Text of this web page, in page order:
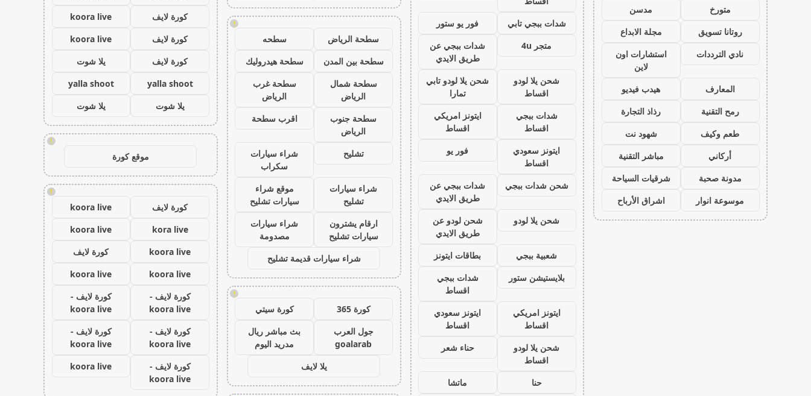
متورخ
مدسن
روتانا تسويق
مجلة الابداع
نادي الترددات
استشارات اون
لاين
المعارف
هيدب فيديو
رمح التقنية
رذاذ التجارة
طعم وكيف
شهود نت
أركاني
مباشر التقنية
مدونة صحبة
شرقيات السياحة
موسوعة انوار
اشراق الأرباح
شدات ببجي تابي
فور يو ستور
متجر 4u
شدات ببجي عن
طريق الايدي
شحن يلا لودو
اقساط
شحن يلا لودو تابي
تمارا
شدات ببجي
اقساط
ايتونز امريكي
اقساط
ايتونز سعودي
اقساط
فور يو
شحن شدات ببجي
شدات ببجي عن
طريق الايدي
شحن يلا لودو
شحن لودو عن
طريق الايدي
شعبية ببجي
بطاقات ايتونز
بلايستيشن ستور
شدات ببجي
اقساط
ايتونز امريكي
اقساط
ايتونز سعودي
اقساط
شحن يلا لودو
اقساط
حناء شعر
حنا
ماتشا
!
سطحة الرياض
سطحه
سطحة بين المدن
سطحة هيدروليك
سطحة شمال
الرياض
سطحة غرب
الرياض
سطحة جنوب
الرياض
اقرب سطحة
تشليح
شراء سيارات
سكراب
شراء سيارات
تشليح
موقع شراء
سيارات تشليح
ارقام يشترون
سيارات تشليح
شراء سيارات
مصدومة
شراء سيارات قديمة تشليح
!
كورة 365
كورة سيتي
جول العرب
goalarab
بث مباشر ريال
مدريد اليوم
يلا لايف
كورة لايف
koora live
كورة لايف
koora live
كورة لايف
يلا شوت
yalla shoot
yalla shoot
يلا شوت
يلا شوت
!
موقع كورة
!
كورة لايف
koora live
kora live
koora live
koora live
كورة لايف
koora live
koora live
كورة لايف -
koora live
كورة لايف -
koora live
كورة لايف -
koora live
كورة لايف -
koora live
كورة لايف -
koora live
koora live